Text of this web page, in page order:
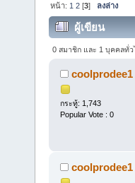
หน้า: 1 2 [3] ลงล่าง
ผู้เขียน
0 สมาชิก และ 1 บุคคลทั่
coolprodee1
กระทู้: 1,743
Popular Vote : 0
coolprodee1